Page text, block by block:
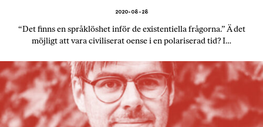
2020-08-28
“Det finns en språklöshet inför de existentiella frågorna.” Ä det
möjligt att vara civiliserat oense i en polariserad tid? I…